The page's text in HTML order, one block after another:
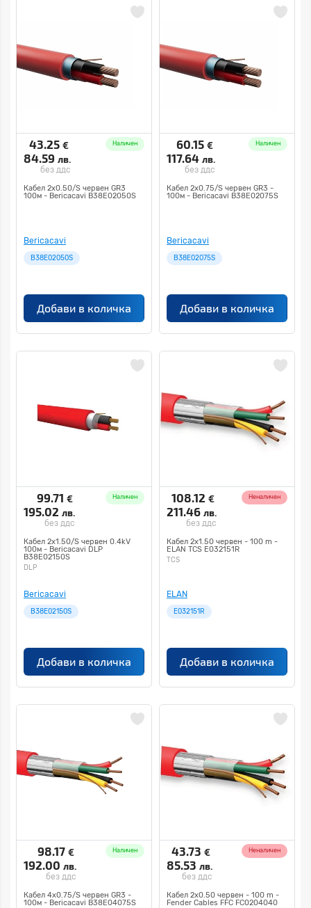
43.25 €
84.59 лв.
без ддс
Наличен
Кабел 2х0.50/S червен GR3
100м - Bericacavi B38E02050S
Bericacavi
B38E02050S
Добави в количка
60.15 €
117.64 лв.
без ддс
Наличен
Кабел 2х0.75/S червен GR3 -
100м - Bericacavi B38E02075S
Bericacavi
B38E02075S
Добави в количка
99.71 €
195.02 лв.
без ддс
Наличен
Кабел 2х1.50/S червен 0.4kV
100м - Bericacavi DLP
B38E02150S
DLP
Bericacavi
B38E02150S
Добави в количка
108.12 €
211.46 лв.
без ддс
Неналичен
Кабел 2х1.50 червен - 100 m -
ELAN TCS E032151R
TCS
ELAN
E032151R
Добави в количка
98.17 €
192.00 лв.
без ддс
Наличен
Кабел 4х0.75/S червен GR3 -
100м - Bericacavi B38E04075S
43.73 €
85.53 лв.
без ддс
Неналичен
Кабел 2х0.50 червен - 100 m -
Fender Cables FFC FC0204040